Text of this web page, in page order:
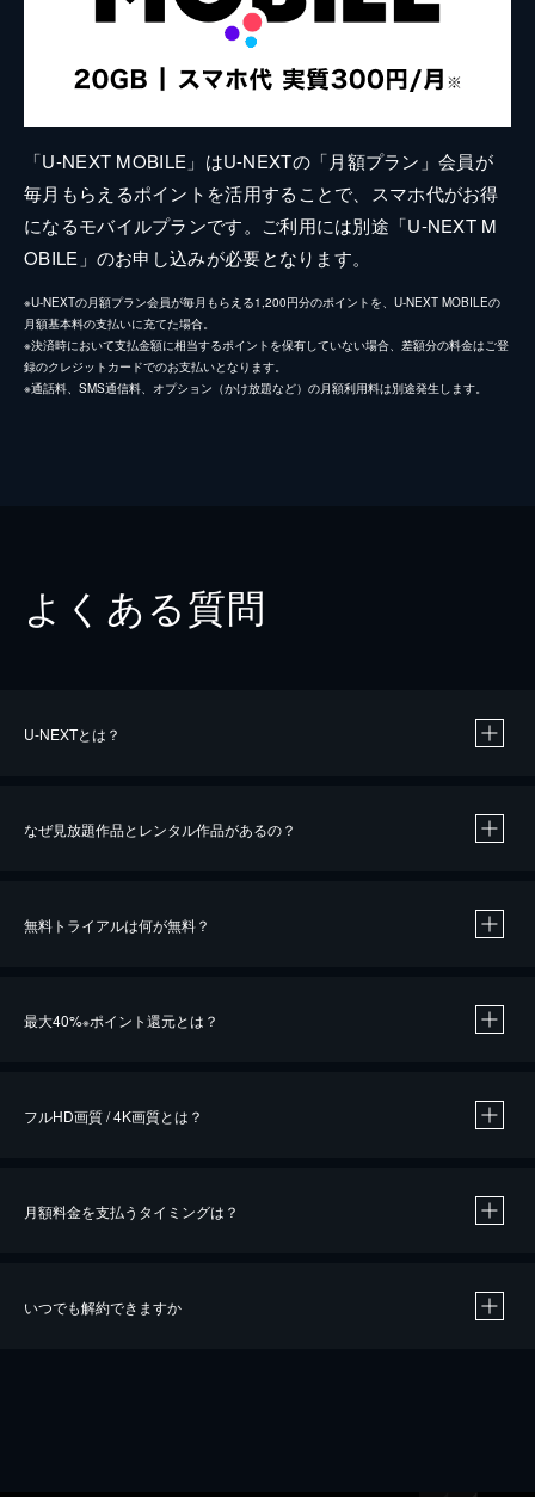
「U-NEXT MOBILE」はU-NEXTの「月額プラン」会員が
毎月もらえるポイントを活用することで、スマホ代がお得
になるモバイルプランです。ご利用には別途「U-NEXT M
OBILE」のお申し込みが必要となります。
※U-NEXTの月額プラン会員が毎月もらえる1,200円分のポイントを、U-NEXT MOBILEの
月額基本料の支払いに充てた場合。
※決済時において支払金額に相当するポイントを保有していない場合、差額分の料金はご登
録のクレジットカードでのお支払いとなります。
※通話料、SMS通信料、オプション（かけ放題など）の月額利用料は別途発生します。
よくある質問
U-NEXTとは？
なぜ見放題作品とレンタル作品があるの？
無料トライアルは何が無料？
最大40%※ポイント還元とは？
※40％ポイント還元の対象は、クレジットカード決済による作品の購入 / レンタルです。
フルHD画質 / 4K画質とは？
月額料金を支払うタイミングは？
いつでも解約できますか